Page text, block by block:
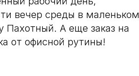
вечер среды в маленьком
Пахотный. А еще заказ на
от офисной рутины!